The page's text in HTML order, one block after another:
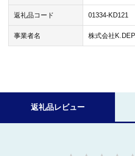
返礼品コード 01334-KD121
事業者名 株式会社
返礼品レビュー